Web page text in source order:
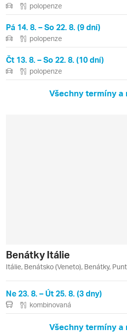
polopenze
Pá 14. 8. – So 22. 8. (9 dní)
polopenze
Čt 13. 8. – So 22. 8. (10 dní)
polopenze
Všechny termíny a
Benátky Itálie
Itálie, Benátsko (Veneto), Benátky,
Ne 23. 8. – Út 25. 8. (3 dny)
kombinovaná
Všechny termíny a